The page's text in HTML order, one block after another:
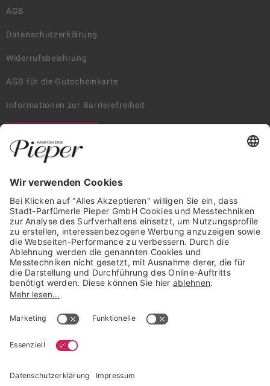
AGB
Datenschutzerklärung
Widerrufsbelehrung
AGB für die Gutscheinkarte
Informationen zur Barrierefreiheit
Trusted Shops Mitglied seit 2010
* unverbindliche Preisempfehlung der Verbundgruppe beauty alliance